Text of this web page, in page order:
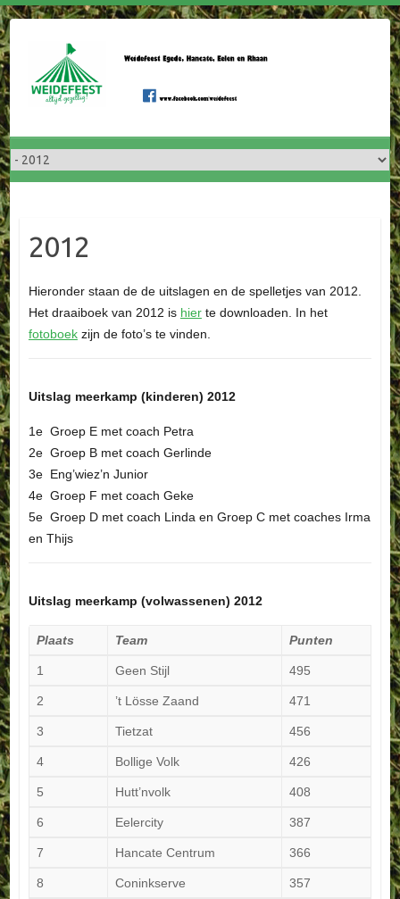
Doorgaan
naar
inhoud
2012
Hieronder staan de de uitslagen en de spelletjes van 2012.
Het draaiboek van 2012 is hierte downloaden. In het
fotoboekzijn de foto’s te vinden.
Uitslag meerkamp (kinderen) 2012
1e Groep E met coach Petra
2e Groep B met coach Gerlinde
3e Eng’wiez’n Junior
4e Groep F met coach Geke
5e Groep D met coach Linda en Groep C met coaches Irma
en Thijs
Uitslag meerkamp (volwassenen) 2012
Plaats Team Punten
1 Geen Stijl 495
2 ’t Lösse Zaand 471
3 Tietzat 456
4 Bollige Volk 426
5 Hutt’nvolk 408
6 Eelercity 387
7 Hancate Centrum 366
8 Coninkserve 357